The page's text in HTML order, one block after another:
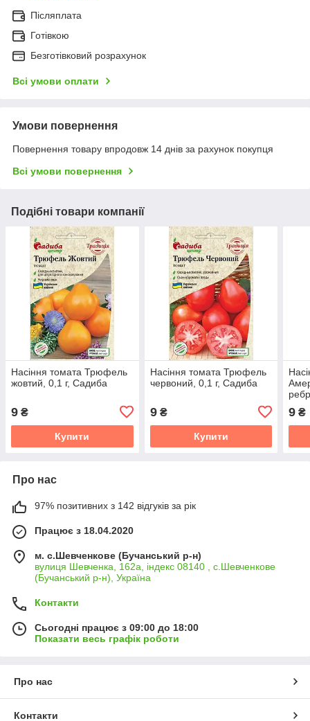
Післяплата
Готівкою
Безготівковий розрахунок
Всі умови оплати
Умови повернення
Повернення товару впродовж 14 днів за рахунок покупця
Всі умови повернення
Подібні товари компанії
Насіння томата Трюфель
жовтий, 0,1 г, Садиба
9 ₴
Купити
Насіння томата Трюфель
червоний, 0,1 г, Садиба
9₴
Купити
9 ₴
Про нас
97% позитивних з 142 відгуків за рік
Працює з 18.04.2020
м. с.Шевченкове (Бучанський р-н)
вулиця Шевченка, 162а, індекс 08140 , с.Шевченкове
(Бучанський р-н), Україна
Контакти
Сьогодні працює з 09:00 до 18:00
Показати весь графік роботи
Про нас
Контакти